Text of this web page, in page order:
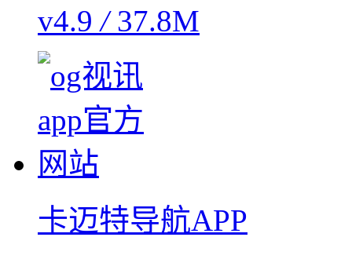
v4.9/37.8M
卡迈特导航APP